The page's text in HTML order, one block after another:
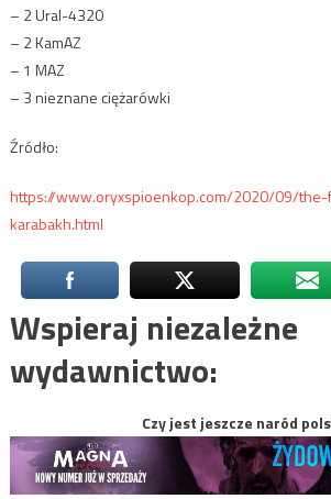
– 2 Ural-4320
– 2 KamAZ
– 1 MAZ
– 3 nieznane ciężarówki
Źródło:
https://www.oryxspioenkop.com/2020/09/
karabakh.html
Wspieraj niezależne
wydawnictwo:
Czy jest jeszcze naród